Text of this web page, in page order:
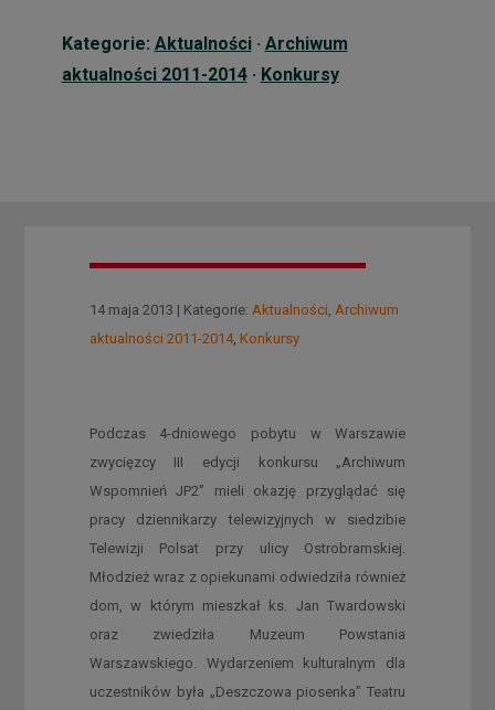
Kategorie: Aktualności· Archiwum
aktualności 2011-2014· Konkursy
14 maja 2013 | Kategorie: Aktualności Archiwum
aktualności 2011-2014, Konkursy
Podczas 4-dniowego pobytu w Warszawie
zwycięzcy III edycji konkursu „Archiwum
Wspomnień JP2” mieli okazję przyglądać się
pracy dziennikarzy telewizyjnych w siedzibie
Telewizji Polsat przy ulicy Ostrobramskiej.
Młodzież wraz z opiekunami odwiedziła również
dom, w którym mieszkał ks. Jan Twardowski
oraz zwiedziła Muzeum Powstania
Warszawskiego. Wydarzeniem kulturalnym dla
uczestników była „Deszczowa piosenka” Teatru